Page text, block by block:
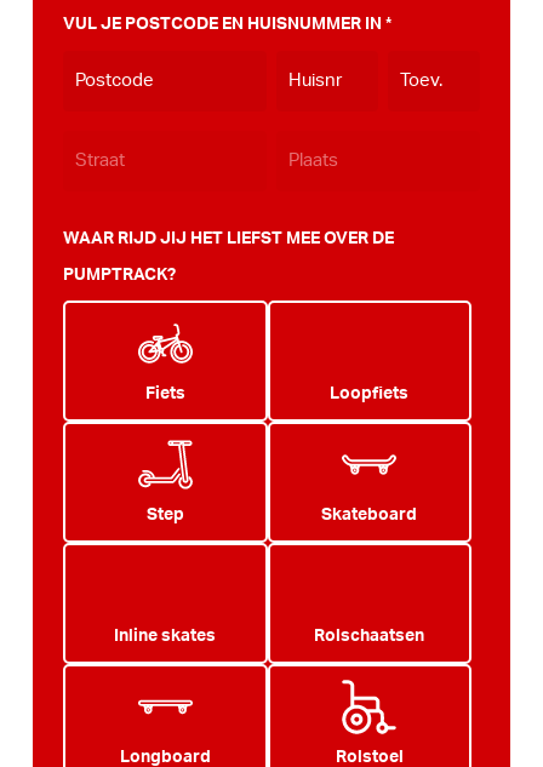
MM
JJJJ
VUL JE POSTCODE EN HUISNUMMER IN *
WAAR RIJD JIJ HET LIEFST MEE OVER DE
PUMPTRACK?
Fiets Loopfiets
Step Skateboard
Inline skates Rolschaatsen
Longboard Rolstoel